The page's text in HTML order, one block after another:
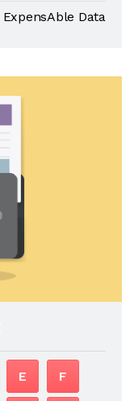
ExpensAble Data
E F